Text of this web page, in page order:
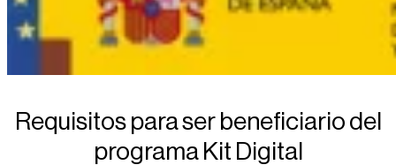
Requisitos para ser beneficiario del
programa Kit Digital